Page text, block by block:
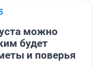
можно
будет
и поверья